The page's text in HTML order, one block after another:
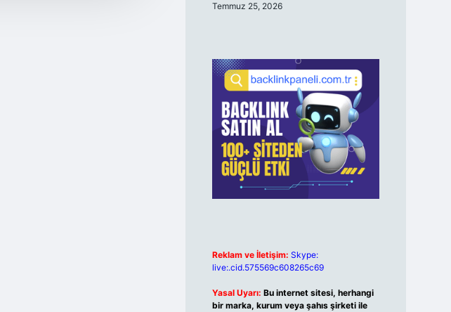
Temmuz 25, 2026
Reklam ve İletişim: Skype:
live:.cid.575569c608265c69
Yasal Uyarı: Bu internet sitesi, herhangi
bir marka, kurum veya şahıs şirketi ile